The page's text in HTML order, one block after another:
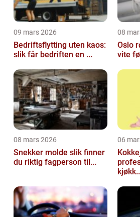
09 mars 2026
Bedriftsflytting uten kaos:
slik får bedriften en ...
08
Oslo
vite
08 mars 2026
Snekker molde slik finner
du riktig fagperson til...
06